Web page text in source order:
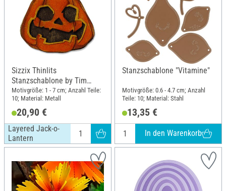
Sizzix Thinlits
Stanzschablone by Tim
Holtz, Layered Jack-o-
Lantern
Motivgröße: 1 - 7 cm; Anzahl Teile:
10; Material: Metall
20,90 €
Layered Jack-o-
Lantern
Stanzschablone "Vitamine"
Motivgröße: 0.6 - 4.7 cm; Anzahl
Teile: 10; Material: Stahl
13,35 €
In den Warenkorb